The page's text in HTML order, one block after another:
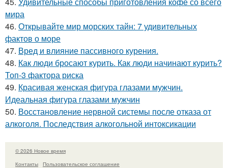
мира
46. Открывайте мир морских тайн: 7 удивительных
фактов о море
47. Вред и влияние пассивного курения.
48. Как люди бросают курить. Как люди начинают курить?
Топ-3 фактора риска
49. Красивая женская фигура глазами мужчин.
Идеальная фигура глазами мужчин
50. Восстановление нервной системы после отказа от
алкоголя. Последствия алкогольной интоксикации
© 2026 Новое время
Контакты
Пользовательское соглашение